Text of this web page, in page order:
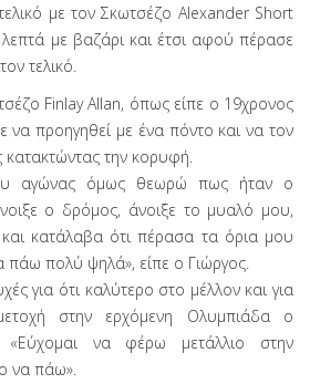
με τον Σκωτσέζο Alexander Short
με βαζάρι και έτσι αφού πέρασε
τελικό.
Finlay Allan, όπως είπε ο 19χρονος
να προηγηθεί με ένα πόντο και να τον
κατακτώντας την κορυφή.
αγώνας όμως θεωρώ πως ήταν ο
ο δρόμος, άνοιξε το μυαλό μου,
κατάλαβα ότι πέρασα τα όρια μου
πολύ ψηλά», είπε ο Γιώργος.
για ότι καλύτερο στο μέλλον και για
στην ερχόμενη Ολυμπιάδα ο
«Εύχομαι να φέρω μετάλλιο στην
να πάω».